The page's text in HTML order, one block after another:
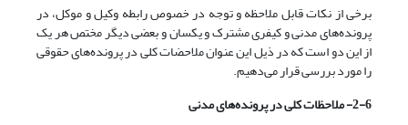
برخی از نکات قابل ملاحظه و توجه در خصوص رابطه وکیل و موکل، در
پرونده‌های مدنی و کیفری مشترک و یکسان و بعضی دیگر مختص هر یک
از این دو است که در ذیل این عنوان ملاحضات کلی در پرونده‌های حقوقی
را مورد بررسی قرار می‌‌دهیم.
2-6- ملاحظات کلی در پرونده‌های مدنی